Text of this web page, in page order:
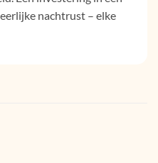
nachtrust – elke